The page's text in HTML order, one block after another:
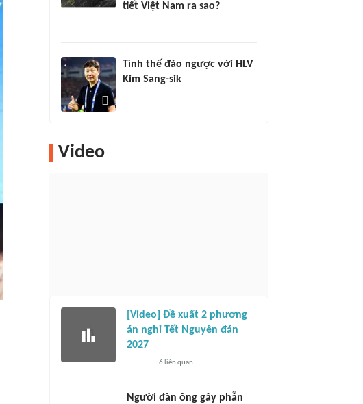
tiết Việt Nam ra sao?
Tình thế đảo ngược với HLV
Kim Sang-sik
Video
[Video] Đề xuất 2 phương
án nghỉ Tết Nguyên đán
2027
6 liên quan
Người đàn ông gây phẫn